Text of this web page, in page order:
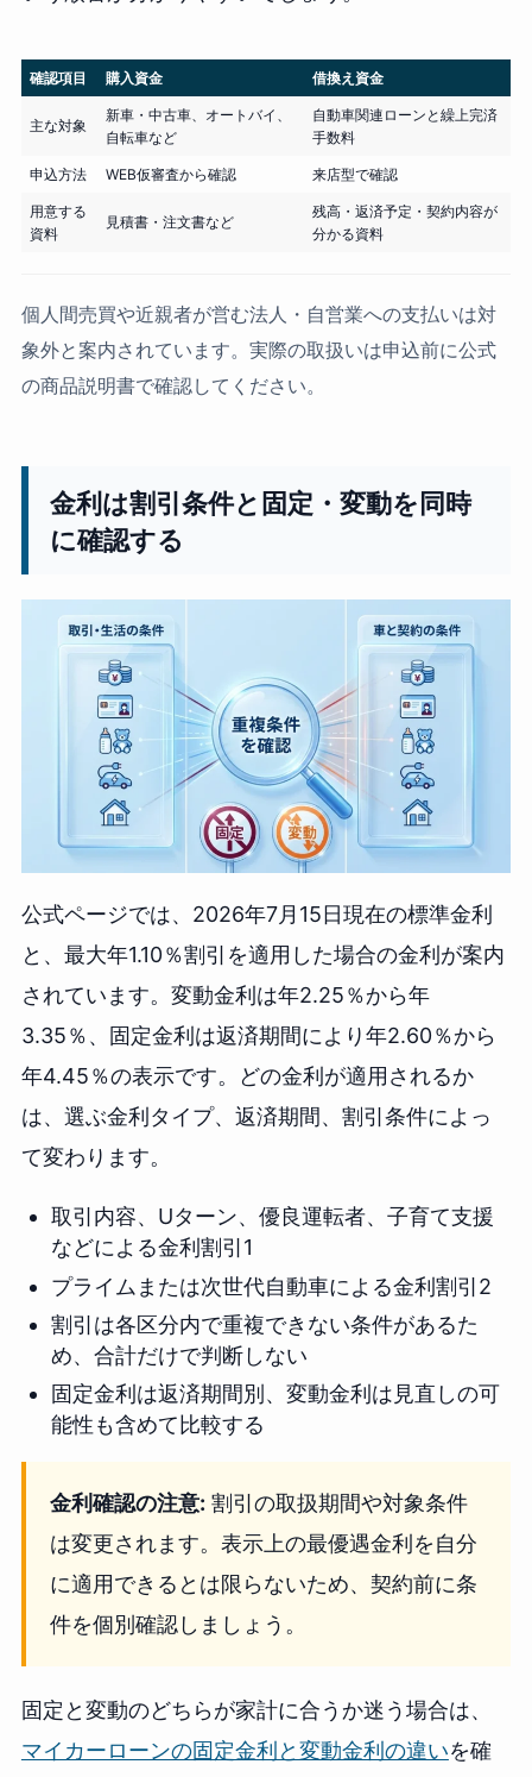
確認項目 購入資金 借換え資金
主な対象
新車・中古車、オートバイ、
自転車など
自動車関連ローンと繰上完済
手数料
申込方法 WEB仮審査から確認 来店型で確認
用意する
資料
見積書・注文書など
残高・返済予定・契約内容が
分かる資料
個人間売買や近親者が営む法人・自営業への支払いは対
象外と案内されています。実際の取扱いは申込前に公式
の商品説明書で確認してください。
金利は割引条件と固定・変動を同時
に確認する
公式ページでは、2026年7月15日現在の標準金利
と、最大年1.10％割引を適用した場合の金利が案内
されています。変動金利は年2.25％から年
3.35％、固定金利は返済期間により年2.60％から
年4.45％の表示です。どの金利が適用されるか
は、選ぶ金利タイプ、返済期間、割引条件によっ
て変わります。
取引内容、Uターン、優良運転者、子育て支援
などによる金利割引1
プライムまたは次世代自動車による金利割引2
割引は各区分内で重複できない条件があるた
め、合計だけで判断しない
固定金利は返済期間別、変動金利は見直しの可
能性も含めて比較する
金利確認の注意: 割引の取扱期間や対象条件
は変更されます。表示上の最優遇金利を自分
に適用できるとは限らないため、契約前に条
件を個別確認しましょう。
固定と変動のどちらが家計に合うか迷う場合は、
マイカーローンの固定金利と変動金利の違いを確